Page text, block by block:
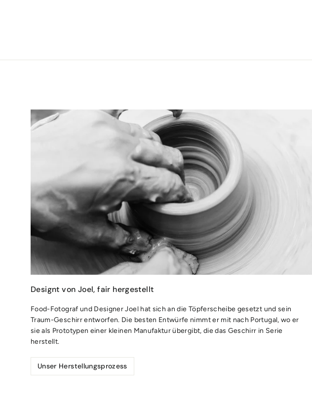
Designt von Joel, fair hergestellt
Food-Fotograf und Designer Joel hat sich an die Töpferscheibe gesetzt und sein
Traum-Geschirr entworfen. Die besten Entwürfe nimmt er mit nach Portugal, wo er
sie als Prototypen einer kleinen Manufaktur übergibt, die das Geschirr in Serie
herstellt.
Unser Herstellungsprozess